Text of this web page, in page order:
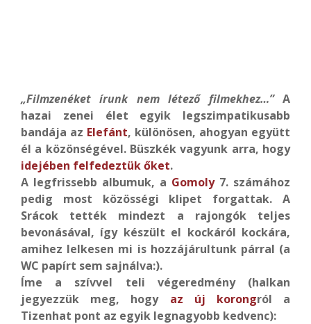
„Filmzenéket írunk nem létező filmekhez…”A
hazai zenei élet egyik legszimpatikusabb
bandája az Elefánt, különösen, ahogyan együtt
él a közönségével. Büszkék vagyunk arra, hogy
idejében felfedeztük őket.
A legfrissebb albumuk, a Gomoly 7. számához
pedig most közösségi klipet forgattak. A
Srácok tették mindezt a rajongók teljes
bevonásával, így készült el kockáról kockára,
amihez lelkesen mi is hozzájárultunk párral (a
WC papírt sem sajnálva:).
Íme a szívvel teli végeredmény (halkan
jegyezzük meg, hogy az új korongról a
Tizenhat pont az egyik legnagyobb kedvenc):